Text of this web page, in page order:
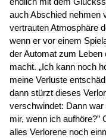
auch Abschied nehmen
vertrauten Atmosphäre
wenn er vor einem
der Automat zum
macht. „Ich kann noch
meine Verluste
dann stürzt dieses
verschwindet: Dann
mir, wenn ich
alles Verlorene noch